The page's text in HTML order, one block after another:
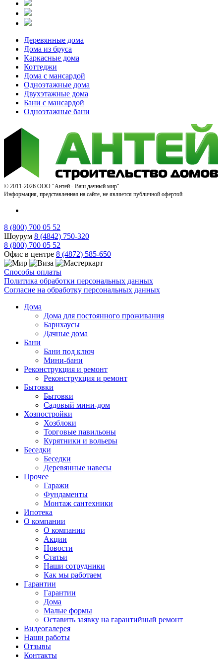
Деревянные дома
Дома из бруса
Каркасные дома
Коттеджи
Дома с мансардой
Одноэтажные дома
Двухэтажные дома
Бани с мансардой
Одноэтажные бани
© 2011-2026 ООО "Антей - Ваш дачный мир"
Информация, представленная на сайте, не является публичной офертой
8 (800) 700 05 52
Шоурум 8 (4842) 750-320
8 (800) 700 05 52
Офис в центре 8 (4872) 585-650
Способы оплаты
Политика обработки персональных данных
Согласие на обработку персональных данных
Дома
Дома для постоянного проживания
Барнхаусы
Дачные дома
Бани
Бани под ключ
Мини-бани
Реконструкция и ремонт
Реконструкция и ремонт
Бытовки
Бытовки
Садовый мини-дом
Хозпостройки
Хозблоки
Торговые павильоны
Курятники и вольеры
Беседки
Беседки
Деревянные навесы
Прочее
Гаражи
Фундаменты
Монтаж сантехники
Ипотека
О компании
О компании
Акции
Новости
Статьи
Наши сотрудники
Как мы работаем
Гарантии
Гарантии
Дома
Малые формы
Оставить заявку на гарантийный ремонт
Видеогалерея
Наши работы
Отзывы
Контакты